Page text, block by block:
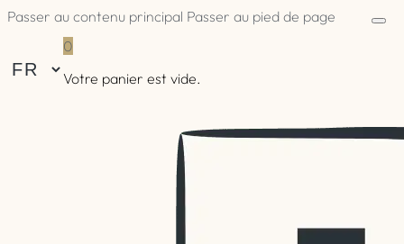
Passer au contenu principal Passer au pied de page
0
Votre panier est vide.